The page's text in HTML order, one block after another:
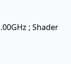
; Shader